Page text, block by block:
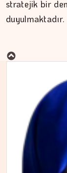
stratejik bir
duyulmaktadır.
MURAT DOĞAN